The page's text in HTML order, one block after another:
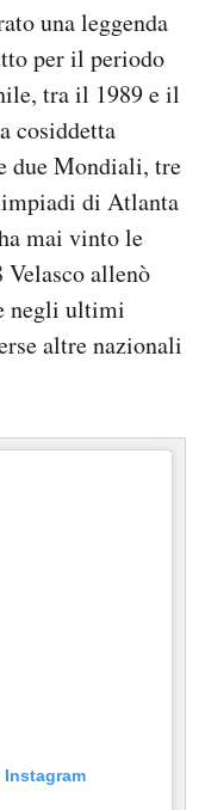
una leggenda
per il periodo
tra il 1989 e il
cosiddetta
due Mondiali, tre
di Atlanta
mai vinto le
allenò
negli ultimi
altre nazionali